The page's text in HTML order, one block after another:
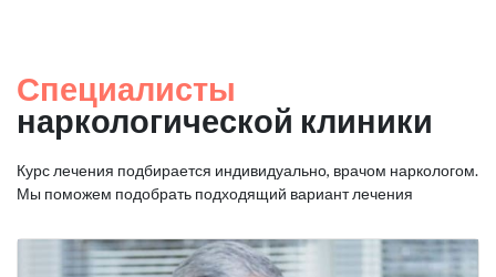
Специалисты
наркологической клиники
Курс лечения подбирается индивидуально, врачом наркологом.
Мы поможем подобрать подходящий вариант лечения